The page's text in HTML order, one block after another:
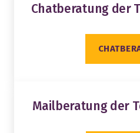
Chatberatung der
Mailberatung der